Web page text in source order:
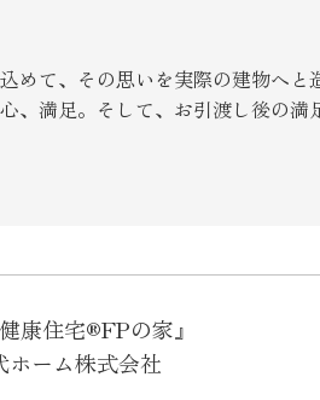
めて、その思いを実際の建物へと
、満足。そして、お引渡し後の満
健康住宅®FPの家』
ホーム株式会社